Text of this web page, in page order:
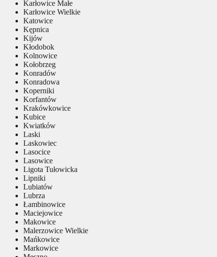
Karłowice Małe
Karłowice Wielkie
Katowice
Kępnica
Kijów
Kłodobok
Kolnowice
Kołobrzeg
Konradów
Konradowa
Koperniki
Korfantów
Krakówkowice
Kubice
Kwiatków
Laski
Laskowiec
Lasocice
Lasowice
Ligota Tułowicka
Lipniki
Lubiatów
Lubrza
Łambinowice
Maciejowice
Makowice
Malerzowice Wielkie
Mańkowice
Markowice